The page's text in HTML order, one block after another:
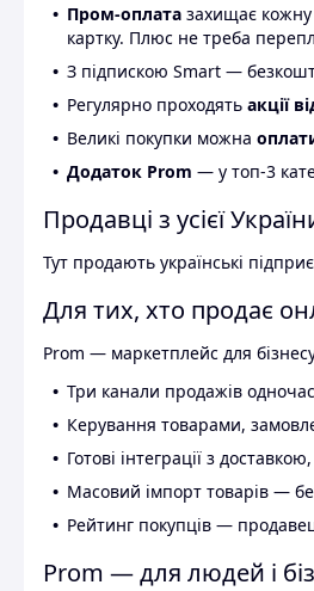
Пром-оплата захищає
картку. Плюс не треба
З підпискою Smart —
Регулярно проходять акції
Великі покупки можна
Додаток Prom — у топ-3
Продавці з усієї
Тут продають українські
Для тих, хто продає
Prom — маркетплейс для
Три канали продажів
Керування товарами,
Готові інтеграції з
Масовий імпорт товарів —
Рейтинг покупців —
Prom — для людей і